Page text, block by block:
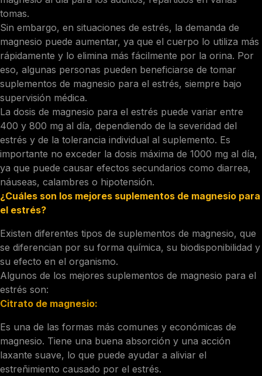
tomas.
Sin embargo, en situaciones de estrés, la demanda de
magnesio puede aumentar, ya que el cuerpo lo utiliza más
rápidamente y lo elimina más fácilmente por la orina. Por
eso, algunas personas pueden beneficiarse de tomar
suplementos de magnesio para el estrés, siempre bajo
supervisión médica.
La dosis de magnesio para el estrés puede variar entre
400 y 800 mg al día, dependiendo de la severidad del
estrés y de la tolerancia individual al suplemento. Es
importante no exceder la dosis máxima de 1000 mg al día,
ya que puede causar efectos secundarios como diarrea,
náuseas, calambres o hipotensión.
¿Cuáles son los mejores suplementos de magnesio para
el estrés?
Existen diferentes tipos de suplementos de magnesio, que
se diferencian por su forma química, su biodisponibilidad y
su efecto en el organismo.
Algunos de los mejores suplementos de magnesio para el
estrés son:
Citrato de magnesio:
Es una de las formas más comunes y económicas de
magnesio. Tiene una buena absorción y una acción
laxante suave, lo que puede ayudar a aliviar el
estreñimiento causado por el estrés.